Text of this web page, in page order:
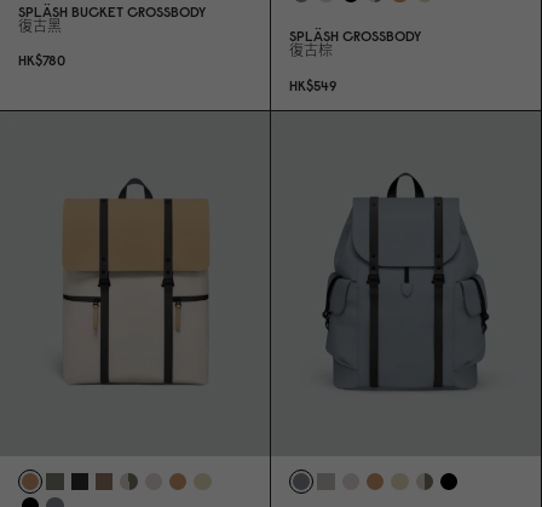
SPLÄSH BUCKET CROSSBODY
復古黑
HK$780
SPLÄSH CROSSBODY
復古棕
HK$549